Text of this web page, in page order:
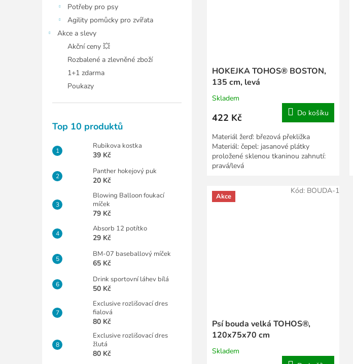
Potřeby pro psy
Agility pomůcky pro zvířata
Akce a slevy
Akční ceny 💥
Rozbalené a zlevněné zboží
1+1 zdarma
Poukazy
Top 10 produktů
Rubikova kostka
39 Kč
Panther hokejový puk
20 Kč
Blowing Balloon foukací
míček
79 Kč
Absorb 12 potítko
29 Kč
BM-07 baseballový míček
65 Kč
Drink sportovní láhev bílá
50 Kč
Exclusive rozlišovací dres
fialová
80 Kč
Exclusive rozlišovací dres
žlutá
80 Kč
HOKEJKA TOHOS® BOSTON,
135 cm, levá
Skladem
422 Kč Do košíku
Materiál žerď: březová překližka
Materiál: čepel: jasanové plátky
proložené sklenou tkaninou zahnutí:
pravá/levá
Akce
Psí bouda velká TOHOS®,
120x75x70 cm
Skladem
Kód: BOUDA-1